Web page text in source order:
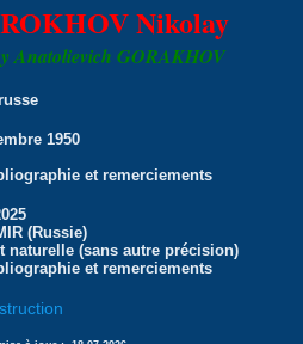
Nikolay
Anatolievich GORAKHOV
1950
et remerciements
(Russie)
naturelle (sans autre précision)
et remerciements